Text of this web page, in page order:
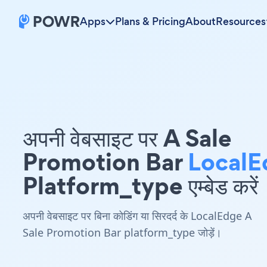
Apps Plans & PricingAboutResources
अपनी वेबसाइट पर A Sale
Promotion Bar
Platform_type एम्बेड करें
अपनी वेबसाइट पर बिना कोडिंग या सिरदर्द के LocalEdge A
Sale Promotion Bar platform_type जोड़ें।